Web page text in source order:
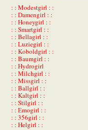
: : Modestgirl : :
: : Damengirl : :
: : Honeygirl : :
: : Smartgirl : :
: : Bellagirl : :
: : Luziegirl : :
: : Koboldgirl : :
: : Baumgirl : :
: : Hydrogirl
: : Milchgirl : :
: : Missgirl : :
: : Ballgirl : :
: : Kaltgirl : :
: : Stilgirl : :
: : Emogirl : :
: : 356girl : :
: : Helgirl : :